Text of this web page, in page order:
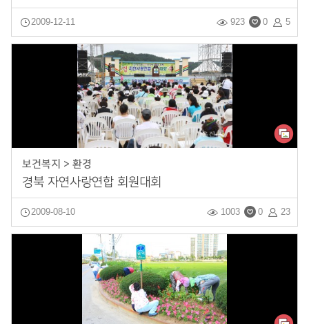
2009-12-11 5
0
923
보건복지 > 환경
경북 자연사랑연합 회원대회
2009-08-10 23
0
1003